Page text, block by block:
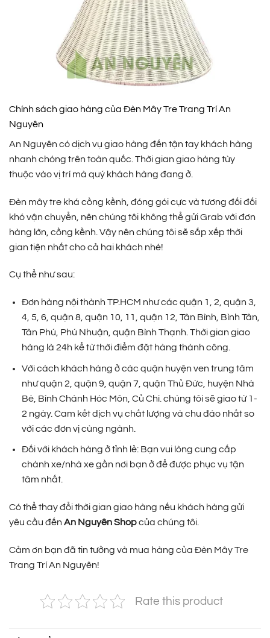
Chính sách giao hàng của Đèn Mây Tre Trang Trí An
Nguyên
An Nguyên có dịch vụ giao hàng đến tận tay khách hàng
nhanh chóng trên toàn quốc. Thời gian giao hàng tùy
thuộc vào vị trí mà quý khách hàng đang ở.
Đèn mây tre khá cồng kềnh, đóng gói cực và tương đối đối
khó vận chuyển, nên chúng tôi không thể gửi Grab với đơn
hàng lớn, cồng kềnh. Vậy nên chúng tôi sẽ sắp xếp thời
gian tiện nhất cho cả hai khách nhé!
Cụ thể như sau:
Đơn hàng nội thành TP.HCM như các quận 1, 2, quận 3,
4, 5, 6, quận 8, quận 10, 11, quận 12, Tân Bình, Bình Tân,
Tân Phú, Phú Nhuận, quận Bình Thạnh. Thời gian giao
hàng là 24h kể từ thời điểm đặt hàng thành công.
Với cách khách hàng ở các quận huyện ven trung tâm
như quận 2, quận 9, quận 7, quận Thủ Đức, huyện Nhà
Bè, Bình Chánh Hóc Môn, Củ Chi. chúng tôi sẽ giao từ 1-
2 ngày. Cam kết dịch vụ chất lượng và chu đáo nhất so
với các đơn vị cùng ngành.
Đối với khách hàng ở tỉnh lẻ: Bạn vui lòng cung cấp
chành xe/nhà xe gần nơi bạn ở để được phục vụ tận
tâm nhất.
Có thể thay đổi thời gian giao hàng nếu khách hàng gửi
yêu cầu đến An Nguyên Shopcủa chúng tôi.
Cảm ơn bạn đã tin tưởng và mua hàng của Đèn Mây Tre
Trang Trí An Nguyên!
Rate this product